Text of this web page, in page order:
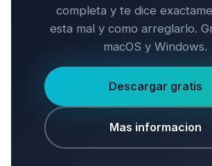
completa y te dice
esta mal y como arreglarlo.
macOS y Windows.
Descargar gratis
Mas informacion